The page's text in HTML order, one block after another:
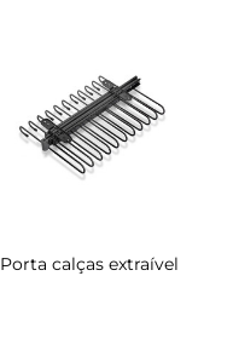
Porta calças extraível